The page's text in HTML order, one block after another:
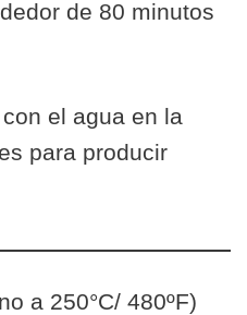
de 80 minutos
el agua en la
para producir
a 250°C/ 480ºF)